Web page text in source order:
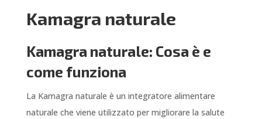
Kamagra naturale
Kamagra naturale: Cosa è e
come funziona
La Kamagra naturale è un integratore alimentare
naturale che viene utilizzato per migliorare la salute